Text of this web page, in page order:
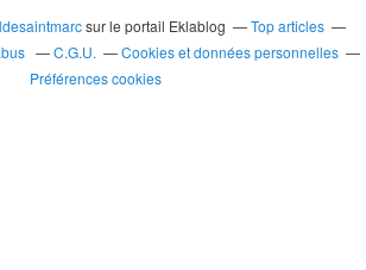
sur le portail Eklablog
Top articles
C.G.U.
Cookies et données personnelles
Préférences cookies